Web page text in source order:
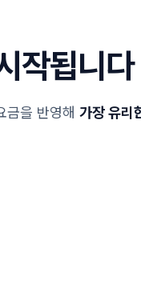
작됩니다
금을 반영해 가장 유리